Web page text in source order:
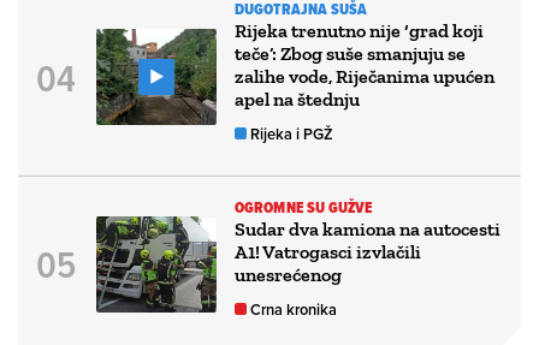
DUGOTRAJNA SUŠA
Rijeka trenutno nije ‘grad koji
teče’: Zbog suše smanjuju se
zalihe vode, Riječanima upućen
apel na štednju
Rijeka i PGŽ
OGROMNE SU GUŽVE
Sudar dva kamiona na autocesti
A1! Vatrogasci izvlačili
unesrećenog
Crna kronika